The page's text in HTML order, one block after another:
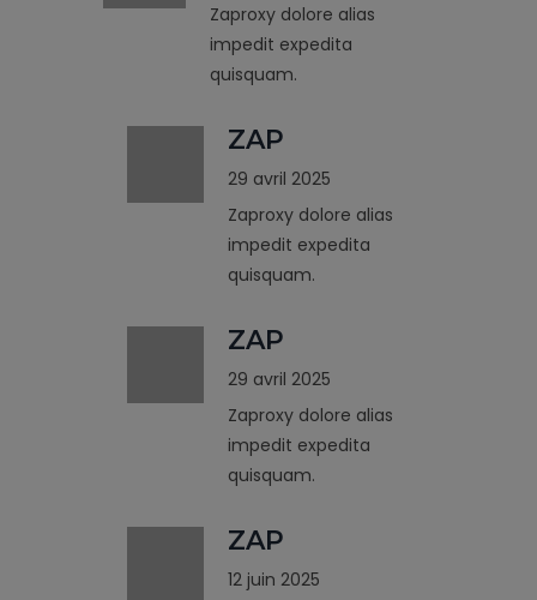
Zaproxy dolore alias
impedit expedita
quisquam.
ZAP
29 avril 2025
Zaproxy dolore alias
impedit expedita
quisquam.
ZAP
29 avril 2025
Zaproxy dolore alias
impedit expedita
quisquam.
ZAP
12 juin 2025